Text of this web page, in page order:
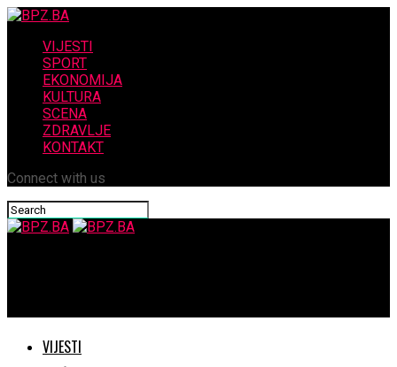
VIJESTI
SPORT
EKONOMIJA
KULTURA
SCENA
ZDRAVLJE
KONTAKT
Connect with us
VIJESTI